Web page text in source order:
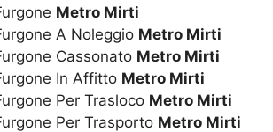
Metro Mirti
A Noleggio Metro Mirti
Cassonato Metro Mirti
In Affitto Metro Mirti
Per Trasloco Metro Mirti
Per Trasporto Metro Mirti